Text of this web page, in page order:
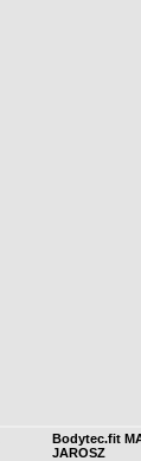
Bodytec.fit
JAROSZ